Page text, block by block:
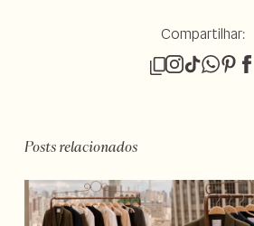
Compartilhar:
Posts relacionados